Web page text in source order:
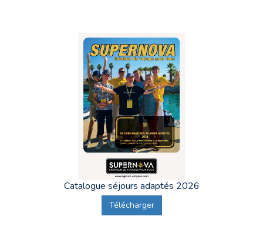
Catalogue séjours adaptés 2026
Télécharger